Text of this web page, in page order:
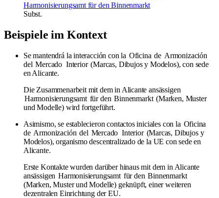
Harmonisierungsamt für den Binnenmarkt
Subst.
Beispiele im Kontext
Se mantendrá la interacción con la Oficina de Armonización
del Mercado Interior (Marcas, Dibujos y Modelos), con sede
en Alicante.
Die Zusammenarbeit mit dem in Alicante ansässigen
Harmonisierungsamt für den Binnenmarkt (Marken, Muster
und Modelle) wird fortgeführt.
Asimismo, se establecieron contactos iniciales con la Oficina
de Armonización del Mercado Interior (Marcas, Dibujos y
Modelos), organismo descentralizado de la UE con sede en
Alicante.
Erste Kontakte wurden darüber hinaus mit dem in Alicante
ansässigen Harmonisierungsamt für den Binnenmarkt
(Marken, Muster und Modelle) geknüpft, einer weiteren
dezentralen Einrichtung der EU.